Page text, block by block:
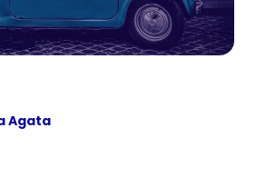
Agata